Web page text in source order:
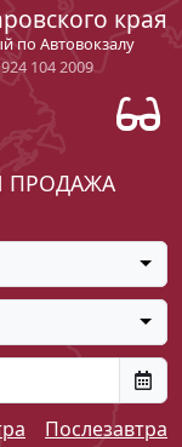
края
по Автовокзалу
104 2009
ПРОДАЖА
Послезавтра